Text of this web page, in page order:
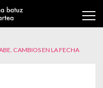
CAMBIOS EN LA FECHA